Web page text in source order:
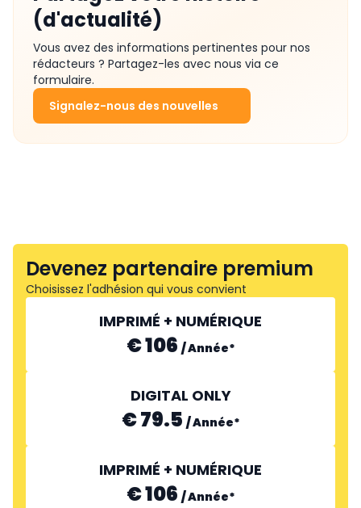
(d'actualité)
Vous avez des informations pertinentes pour nos
rédacteurs ? Partagez-les avec nous via ce
formulaire.
Signalez-nous des nouvelles
Devenez partenaire premium
Choisissez l'adhésion qui vous convient
IMPRIMÉ + NUMÉRIQUE
€ 106 /Année*
DIGITAL ONLY
€ 79.5 /Année*
IMPRIMÉ + NUMÉRIQUE
€ 106 /Année*